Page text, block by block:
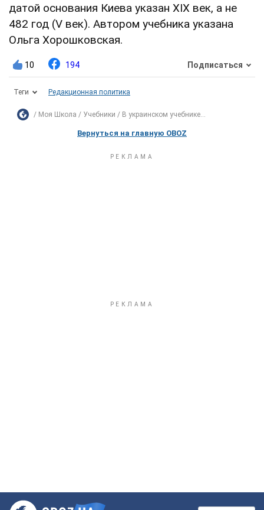
датой основания Киева указан XIX век, а не
482 год (V век). Автором учебника указана
Ольга Хорошковская.
10 194 Подписаться
Теги Редакционная политика
Моя Школа Учебники В украинском учебнике...
Вернуться на главную OBOZ